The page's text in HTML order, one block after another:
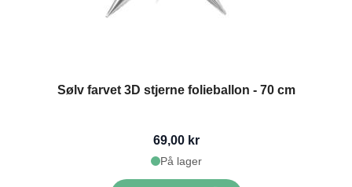
Sølv farvet 3D stjerne folieballon - 70 cm
69,00 kr
På lager